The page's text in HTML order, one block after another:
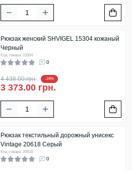
Рюкзак женский SHVIGEL 15304 кожаный
Черный
Код товара: 15304
0
4 438.00 грн. -24%
3 373.00 грн.
Рюкзак текстильный дорожный унисекс
Vintage 20618 Серый
Код товара: 20618
0